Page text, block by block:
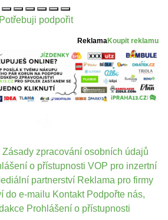
Potřebuji podpořit
ReklamaKoupit reklamu
Zásady zpracování osobních údajů
o přístupnosti VOP pro inzertní
partnerství Reklama pro firmy
do e-mailu Kontakt Podpořte nás,
Prohlášení o přístupnosti